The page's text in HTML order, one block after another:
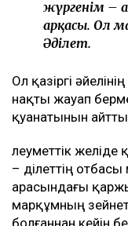
бастадық.
бәрі
жатыр.
олар бір-ақ
Бір ұйымда
ретінде
Сөйтіп, бәрі
жүргенім –
арқасы. Ол
Әділет.